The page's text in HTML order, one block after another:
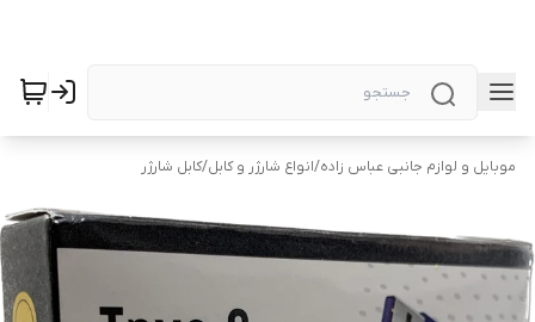
موبایل و لوازم جانبی عباس زاده/انواع شارژر و کابل/کابل شارژر